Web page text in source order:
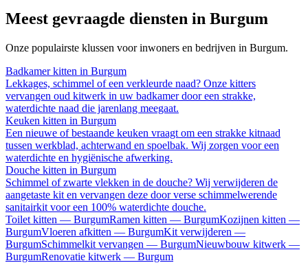
Meest gevraagde diensten in Burgum
Onze populairste klussen voor inwoners en bedrijven in Burgum.
Badkamer kitten in Burgum
Lekkages, schimmel of een verkleurde naad? Onze kitters
vervangen oud kitwerk in uw badkamer door een strakke,
waterdichte naad die jarenlang meegaat.
Keuken kitten in Burgum
Een nieuwe of bestaande keuken vraagt om een strakke kitnaad
tussen werkblad, achterwand en spoelbak. Wij zorgen voor een
waterdichte en hygiënische afwerking.
Douche kitten in Burgum
Schimmel of zwarte vlekken in de douche? Wij verwijderen de
aangetaste kit en vervangen deze door verse schimmelwerende
sanitairkit voor een 100% waterdichte douche.
Toilet kitten — BurgumRamen kitten — BurgumKozijnen kitten —
BurgumVloeren afkitten — BurgumKit verwijderen —
BurgumSchimmelkit vervangen — BurgumNieuwbouw kitwerk —
BurgumRenovatie kitwerk — Burgum